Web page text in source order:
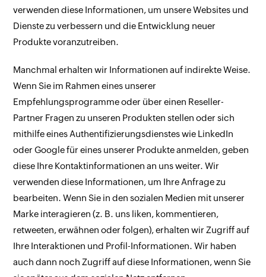
verwenden diese Informationen, um unsere Websites und
Dienste zu verbessern und die Entwicklung neuer
Produkte voranzutreiben.
Manchmal erhalten wir Informationen auf indirekte Weise.
Wenn Sie im Rahmen eines unserer
Empfehlungsprogramme oder über einen Reseller-
Partner Fragen zu unseren Produkten stellen oder sich
mithilfe eines Authentifizierungsdienstes wie LinkedIn
oder Google für eines unserer Produkte anmelden, geben
diese Ihre Kontaktinformationen an uns weiter. Wir
verwenden diese Informationen, um Ihre Anfrage zu
bearbeiten. Wenn Sie in den sozialen Medien mit unserer
Marke interagieren (z. B. uns liken, kommentieren,
retweeten, erwähnen oder folgen), erhalten wir Zugriff auf
Ihre Interaktionen und Profil-Informationen. Wir haben
auch dann noch Zugriff auf diese Informationen, wenn Sie